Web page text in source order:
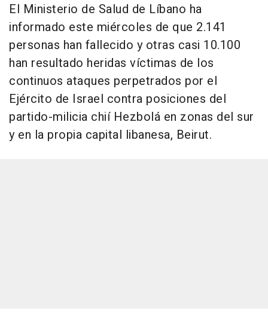
El Ministerio de Salud de Líbano ha
informado este miércoles de que 2.141
personas han fallecido y otras casi 10.100
han resultado heridas víctimas de los
continuos ataques perpetrados por el
Ejército de Israel contra posiciones del
partido-milicia chií Hezbolá en zonas del sur
y en la propia capital libanesa, Beirut.